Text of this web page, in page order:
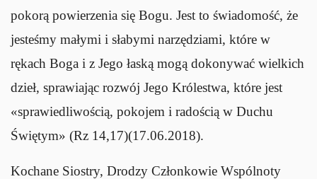
pokorą powierzenia się Bogu. Jest to świadomość, że
jesteśmy małymi i słabymi narzędziami, które w
rękach Boga i z Jego łaską mogą dokonywać wielkich
dzieł, sprawiając rozwój Jego Królestwa, które jest
«sprawiedliwością, pokojem i radością w Duchu
Świętym» (Rz 14,17)(17.06.2018).
Kochane Siostry, Drodzy Członkowie Wspólnoty